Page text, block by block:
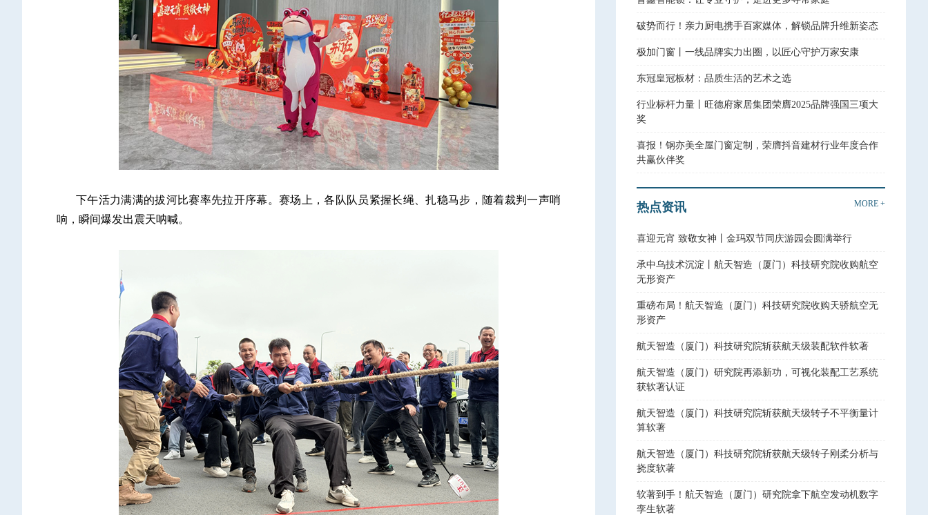
下午活力满满的拔河比赛率先拉开序幕。赛场上，各队队员紧握长绳、扎稳马步，随着裁判一声哨
响，瞬间爆发出震天呐喊。
破势而行！亲力厨电携手百家媒体，解锁品牌升维新姿态
极加门窗丨一线品牌实力出圈，以匠心守护万家安康
东冠皇冠板材：品质生活的艺术之选
行业标杆力量丨旺德府家居集团荣膺2025品牌强国三项大
奖
喜报！钢亦美全屋门窗定制，荣膺抖音建材行业年度合作
共赢伙伴奖
热点资讯 MORE +
喜迎元宵 致敬女神丨金玛双节同庆游园会圆满举行
承中乌技术沉淀丨航天智造（厦门）科技研究院收购航空
无形资产
重磅布局！航天智造（厦门）科技研究院收购天骄航空无
形资产
航天智造（厦门）科技研究院斩获航天级装配软件软著
航天智造（厦门）研究院再添新功，可视化装配工艺系统
获软著认证
航天智造（厦门）科技研究院斩获航天级转子不平衡量计
算软著
航天智造（厦门）科技研究院斩获航天级转子刚柔分析与
挠度软著
软著到手！航天智造（厦门）研究院拿下航空发动机数字
孪生软著